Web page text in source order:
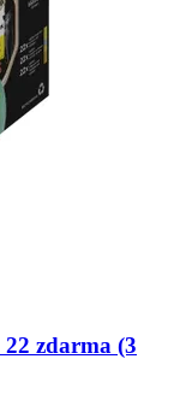
zdarma (3